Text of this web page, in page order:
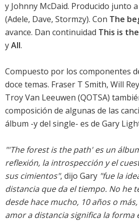
y Johnny McDaid. Producido junto a
(Adele, Dave, Stormzy). Con The
avance. Dan continuidad This is
yAll.
Compuesto por los componentes
doce temas. Fraser T Smith, Will
Troy Van Leeuwen (QOTSA)
composición de algunas de las
álbum -y del single- es de Gary
"'The forest is the path' es un
reflexión, la introspección y el
sus cimientos", dijo Gary "fue la
distancia que da el tiempo. No he
desde hace mucho, 10 años o
amor a distancia significa la forma